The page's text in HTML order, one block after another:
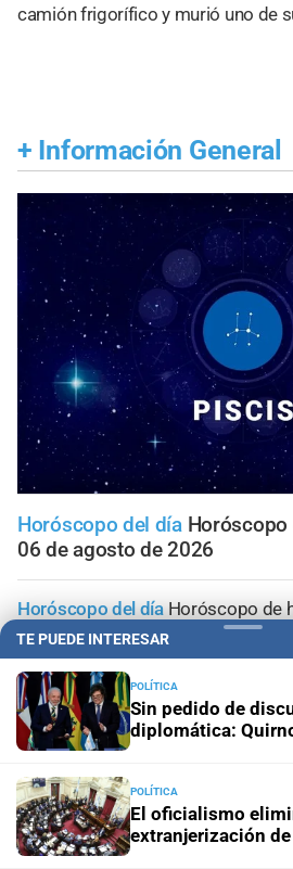
camión frigorífico y murió uno de
+ Información General
Horóscopo del día Horóscopo
06 de agosto de 2026
Horóscopo del día Horóscopo de
de agosto de 2026
Horóscopo del díaHoróscopo de
06 de agosto de 2026
de agosto de 2026
Horóscopo del díaHoróscopo de
TE PUEDE INTERESAR
POLÍTICA
Sin pedido de
diplomática:
POLÍTICA
El oficialismo
extranjerización